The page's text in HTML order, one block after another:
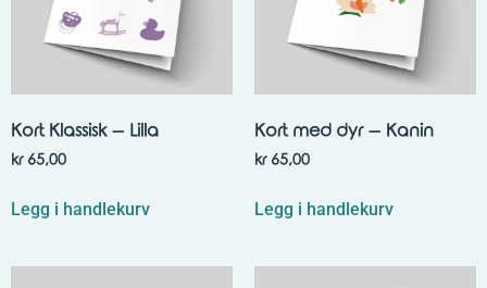
Kort Klassisk – Lilla
kr65,00
Legg i handlekurv
Kort med dyr – Kanin
kr65,00
Legg i handlekurv